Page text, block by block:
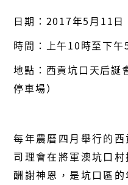
日期：2017年5月11日
時間：上午10時至下午
地點：西貢坑口天后誕
停車場）
每年農曆四月舉行的
司理會在將軍澳坑口
酬謝神恩，是坑口區